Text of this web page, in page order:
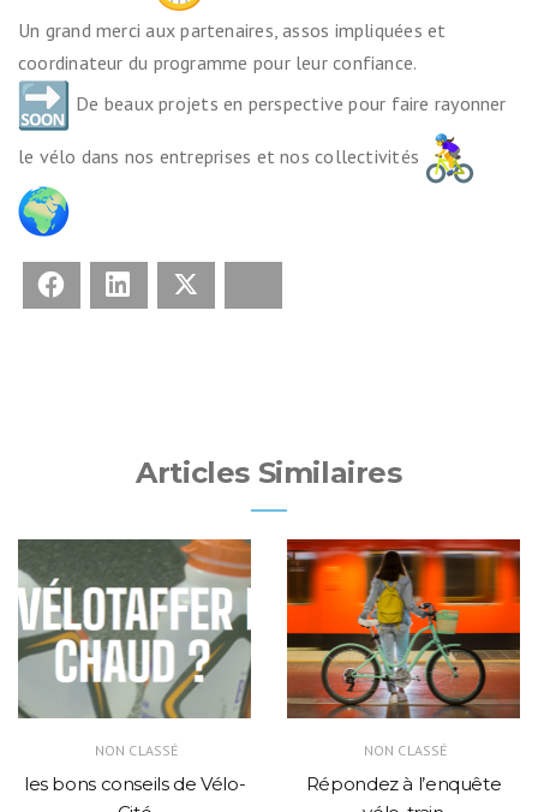
Un grand merci aux partenaires, assos impliquées et
coordinateur du programme pour leur confiance.
De beaux projets en perspective pour faire rayonner
le vélo dans nos entreprises et nos collectivités
Facebook LinkedIn
Articles Similaires
NON CLASSÉ
les bons conseils de Vélo-
NON CLASSÉ
Répondez à l’enquête